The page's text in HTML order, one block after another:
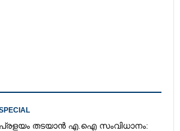
പ്രളയം തടയാൻ എ.ഐ സംവിധാനം: